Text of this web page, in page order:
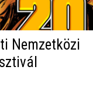
Nemzetközi